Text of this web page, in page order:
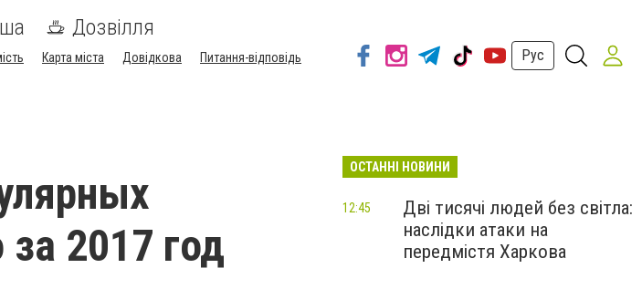
Дозвілля
Карта міста Довідкова
Питання-відповідь
Рус
2017 год
ОСТАННІ НОВИНИ
Дві тисячі людей без світла:
наслідки атаки на
передмістя Харкова
12:45